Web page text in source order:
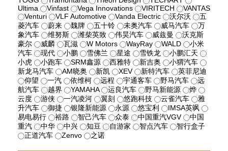
Ultima
Vinfast Vega Innovations VIRITECH
VANTAS
Venturi
VLF Automotive Vanda Electric 沃尔沃
五
菱汽车
蔚来 魏牌 五十铃 未奥汽车 威马汽车
万
象汽车
维努斯 潍柴英致 伟昊汽车 威兹曼
沃克斯
豪尔
威麟 瓦滋 W Motors WayRay WALD
小米
汽车
现代 小鹏 雪佛兰 星途 雪铁龙
小鹏汇天
小虎
小跑车 SRM鑫源 西雅特 新吉奥
小猬汽车
新龙马汽车
AM晓奥 新凯 XEV 新特汽车
英菲尼迪
仰望
一汽 依维柯 远程 宇通客车 野马汽车
远
航汽车
越界 YAMAHA 运良汽车 野马新能源
烨
云度
游侠 一汽凌河 翼刻 悠跑科技 云雀汽车
雅
升汽车
御捷 银隆新能源 永源 悠宝利
IMSA英飒
易电易行
裕路 智己汽车 众泰 中国重汽VGV
中国
重汽
中华 中兴 知豆 自游家 智点汽车
智行盒子
正道汽车
Zenvo 之诺